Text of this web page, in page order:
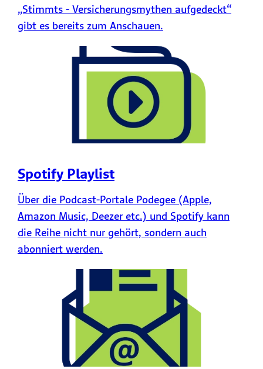
„Stimmts - Versicherungsmythen aufgedeckt“
gibt es bereits zum Anschauen.
Spotify Playlist
Über die Podcast-Portale Podegee (Apple,
Amazon Music, Deezer etc.) und Spotify kann
die Reihe nicht nur gehört, sondern auch
abonniert werden.